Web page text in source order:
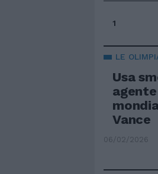
1
LE
Usa
Vance
06/02/2026